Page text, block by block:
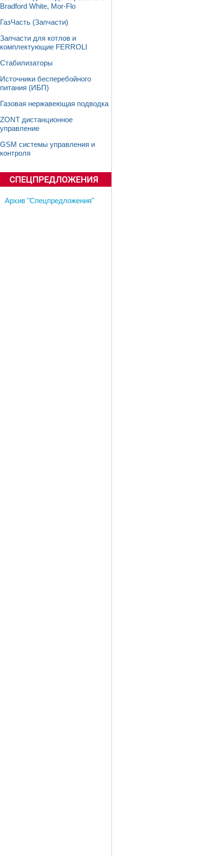
Bradford White, Mor-Flo
ГазЧасть (Запчасти)
Запчасти для котлов и
комплектующие FERROLI
Стабилизаторы
Источники бесперебойного
питания (ИБП)
Газовая нержавеющая подводка
ZONT дистанционное
управление
GSM системы управления и
контроля
Архив "Спецпредложения"